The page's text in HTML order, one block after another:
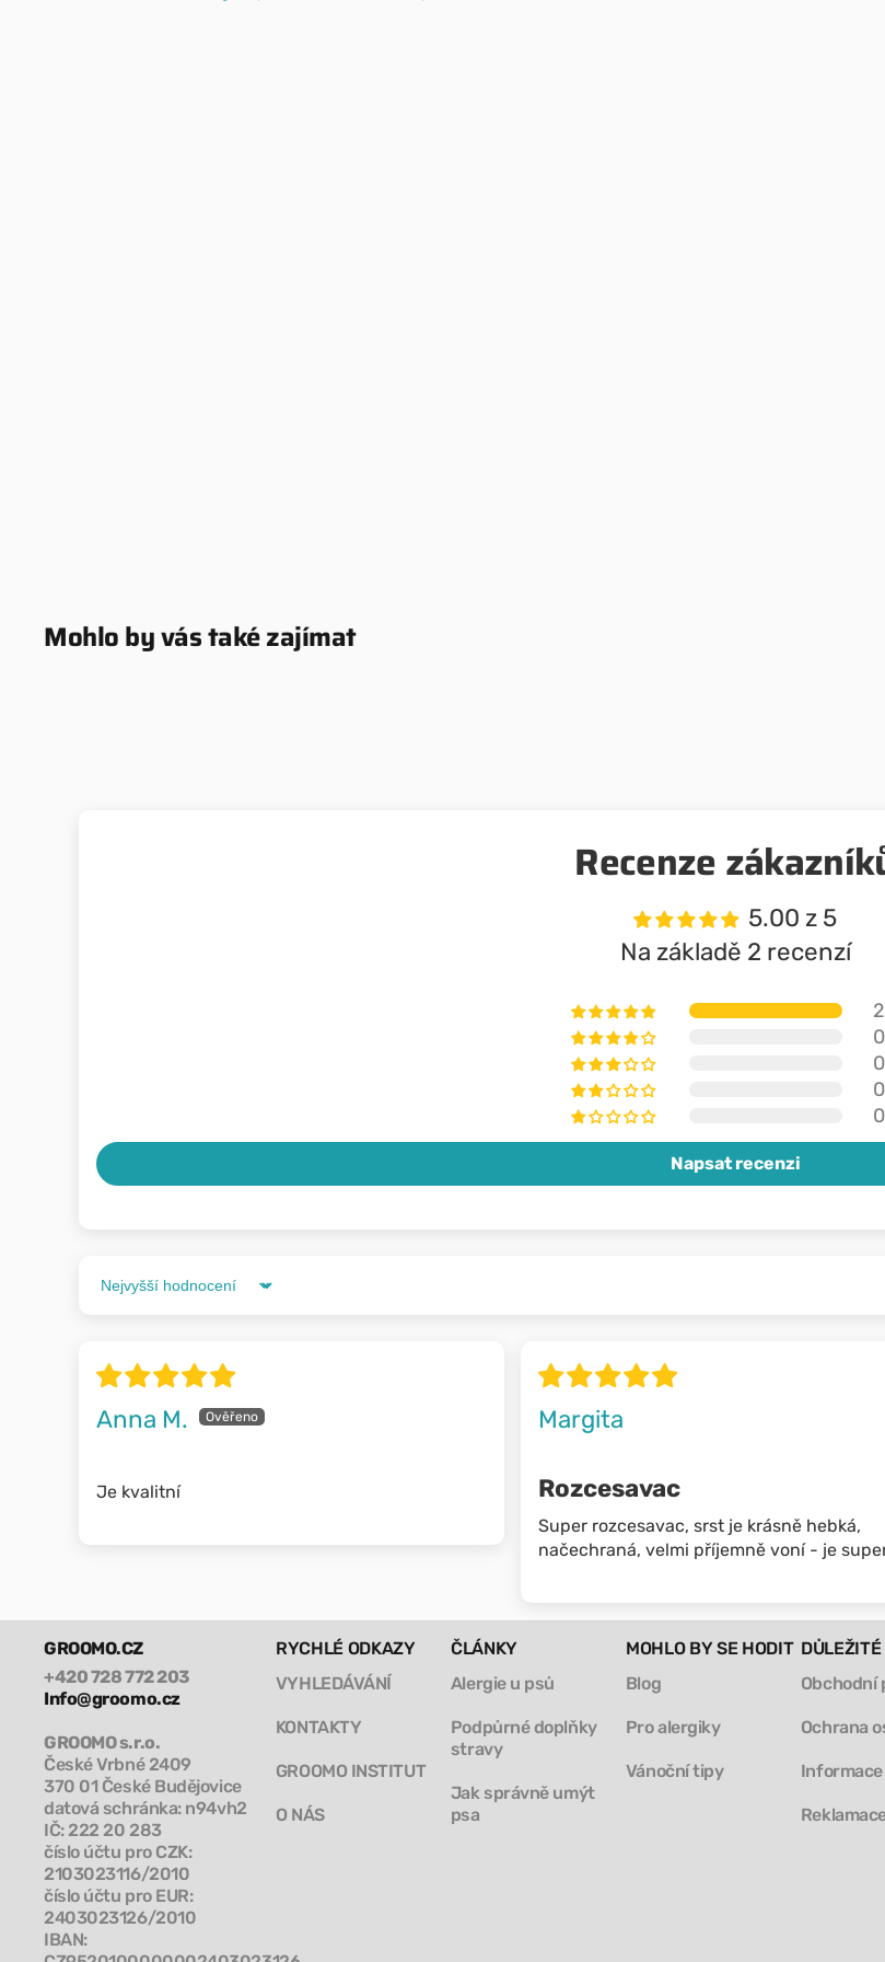
Mohlo by vás také zajímat
Recenze
5.00 z 5
Na základě 2 recenzí
2
0
0
0
0
Napsat recenzi
Sort by
Anna M.
Je kvalitní
Margita
Rozcesavac
Super rozcesavac, srst je krásně hebká,
načechraná, velmi příjemně voní - je
GROOMO.CZ
+420 728 772 203
Info@groomo.cz
GROOMO s.r.o.
České Vrbné 2409
370 01 České Budějovice
datová schránka: n94vh2
IČ: 222 20 283
číslo účtu pro CZK:
2103023116/2010
číslo účtu pro EUR:
2403023126/2010
IBAN:
RYCHLÉ ODKAZY
VYHLEDÁVÁNÍ
KONTAKTY
GROOMO INSTITUT
O NÁS
ČLÁNKY
Alergie u psů
Podpůrné doplňky
stravy
Jak správně umýt
psa
MOHLO BY SE HODIT
Blog
Pro alergiky
Vánoční tipy
DŮLEŽITÉ
Obchodní
Ochrana